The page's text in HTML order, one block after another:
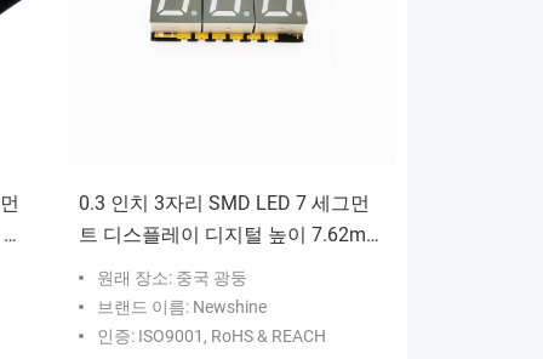
0.3 인치 3자리 SMD LED 7 세그먼
트 디스플레이 디지털 높이 7.62mm
전자 측정 및 제어 시스템에 설계
원래 장소: 중국 광둥
브랜드 이름: Newshine
인증: ISO9001, RoHS & REACH